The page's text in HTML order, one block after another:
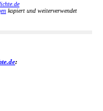
kopiert und weiterverwendet
: